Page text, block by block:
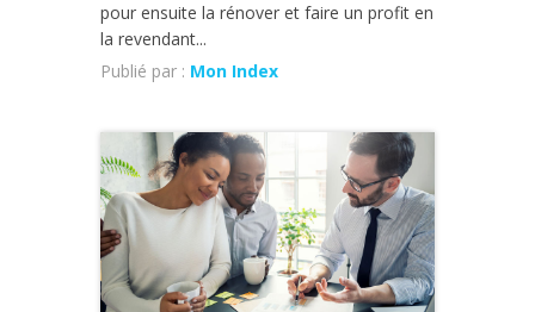
pour ensuite la rénover et faire un profit en
la revendant...
Publié par : Mon Index
CHRONIQUE